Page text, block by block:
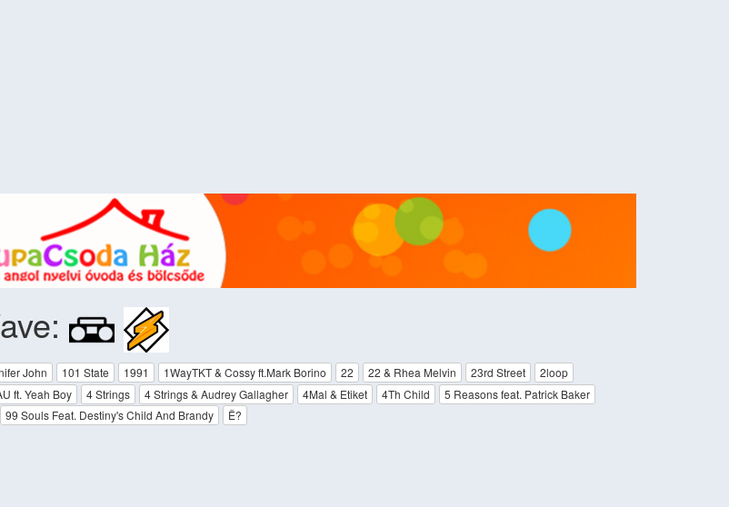
John 101 State 1991 1WayTKT & Cossy ft.Mark Borino 22 22 & Rhea Melvin 23rd Street
2loop
ft. Yeah Boy 4 Strings 4 Strings & Audrey Gallagher 4Mal & Etiket 4Th Child
5 Reasons feat. Patrick Baker
99 Souls Feat. Destiny's Child And Brandy Ë?